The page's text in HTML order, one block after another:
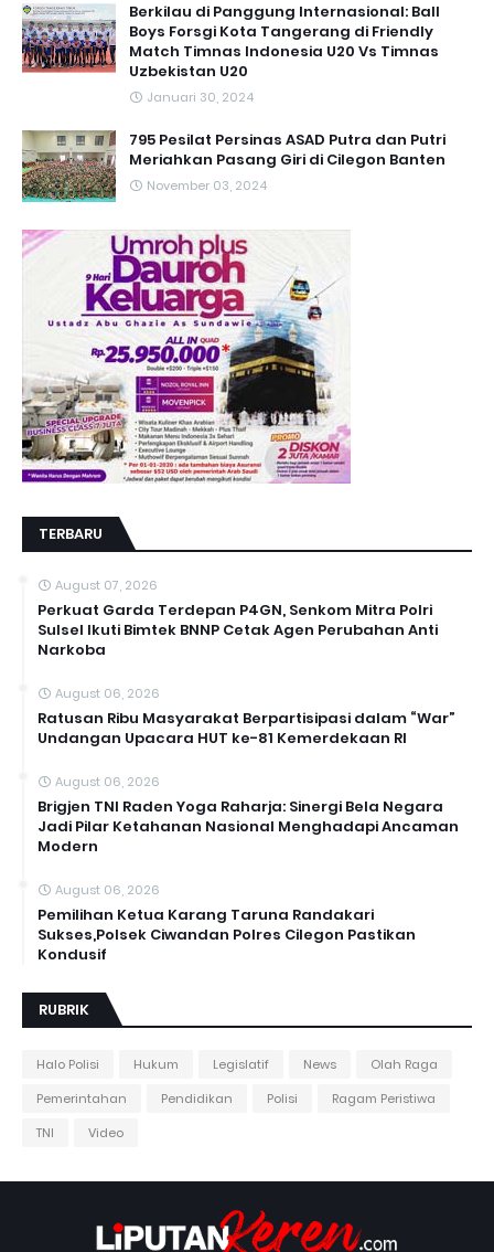
Berkilau di Panggung Internasional: Ball
Boys Forsgi Kota Tangerang di Friendly
Match Timnas Indonesia U20 Vs Timnas
Uzbekistan U20
Januari 30, 2024
795 Pesilat Persinas ASAD Putra dan Putri
Meriahkan Pasang Giri di Cilegon Banten
November 03, 2024
TERBARU
August 07, 2026
Perkuat Garda Terdepan P4GN, Senkom Mitra Polri
Sulsel Ikuti Bimtek BNNP Cetak Agen Perubahan Anti
Narkoba
August 06, 2026
Ratusan Ribu Masyarakat Berpartisipasi dalam “War”
Undangan Upacara HUT ke-81 Kemerdekaan RI
August 06, 2026
Brigjen TNI Raden Yoga Raharja: Sinergi Bela Negara
Jadi Pilar Ketahanan Nasional Menghadapi Ancaman
Modern
August 06, 2026
Pemilihan Ketua Karang Taruna Randakari
Sukses,Polsek Ciwandan Polres Cilegon Pastikan
Kondusif
RUBRIK
Halo Polisi Hukum Legislatif News
Olah Raga
Pemerintahan
Pendidikan Polisi
Ragam Peristiwa
TNI
Video